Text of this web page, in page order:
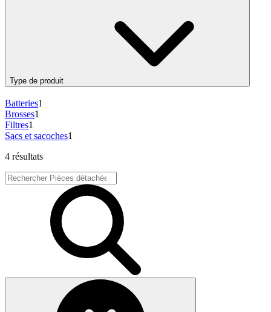
Type de produit
Batteries1
Brosses1
Filtres1
Sacs et sacoches1
4 résultats